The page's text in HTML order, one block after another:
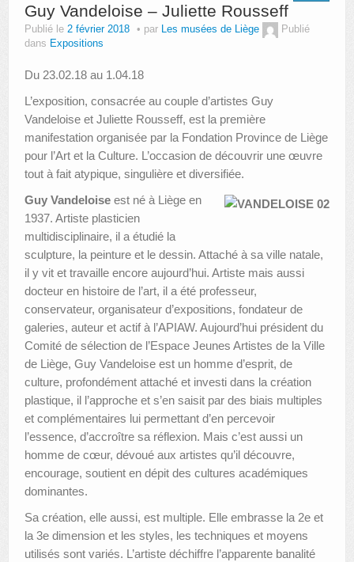
Guy Vandeloise – Juliette Rousseff
Publié le 2 février 2018 par Les musées de Liège
Publié
dans Expositions
Du 23.02.18 au 1.04.18
L’exposition, consacrée au couple d’artistes Guy
Vandeloise et Juliette Rousseff, est la première
manifestation organisée par la Fondation Province de Liège
pour l’Art et la Culture. L’occasion de découvrir une œuvre
tout à fait atypique, singulière et diversifiée.
Guy Vandeloise est né à Liège en
1937. Artiste plasticien
multidisciplinaire, il a étudié la
sculpture, la peinture et le dessin. Attaché à sa ville natale,
il y vit et travaille encore aujourd’hui. Artiste mais aussi
docteur en histoire de l’art, il a été professeur,
conservateur, organisateur d’expositions, fondateur de
galeries, auteur et actif à l’APIAW. Aujourd’hui président du
Comité de sélection de l’Espace Jeunes Artistes de la Ville
de Liège, Guy Vandeloise est un homme d’esprit, de
culture, profondément attaché et investi dans la création
plastique, il l’approche et s’en saisit par des biais multiples
et complémentaires lui permettant d’en percevoir
l’essence, d’accroître sa réflexion. Mais c’est aussi un
homme de cœur, dévoué aux artistes qu’il découvre,
encourage, soutient en dépit des cultures académiques
dominantes.
Sa création, elle aussi, est multiple. Elle embrasse la 2e et
la 3e dimension et les styles, les techniques et moyens
utilisés sont variés. L’artiste déchiffre l’apparente banalité